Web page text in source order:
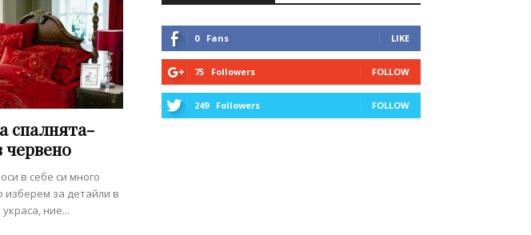
спалнята-
червено
в себе си много
изберем за детайли в
ние...
0 Fans LIKE
75 Followers FOLLOW
249 Followers FOLLOW